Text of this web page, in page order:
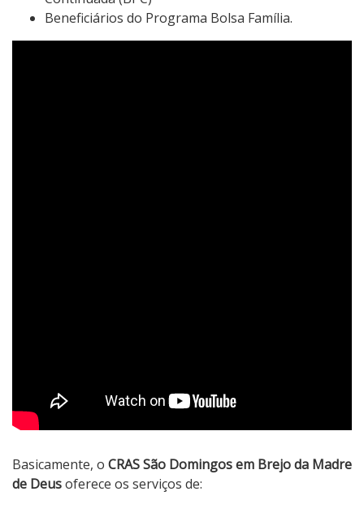
Beneficiários do Programa Bolsa Família.
Basicamente, o CRAS São Domingos em Brejo da Madre
de Deusoferece os serviços de: